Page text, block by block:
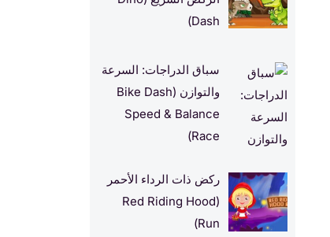
Dash)
سباق الدراجات: السرعة
والتوازن (Bike Dash
Speed & Balance
Race)
ركض ذات الرداء الأحمر
(Red Riding Hood
Run)